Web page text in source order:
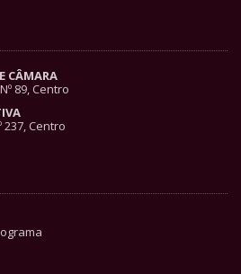
CÂMARA
89, Centro
237, Centro